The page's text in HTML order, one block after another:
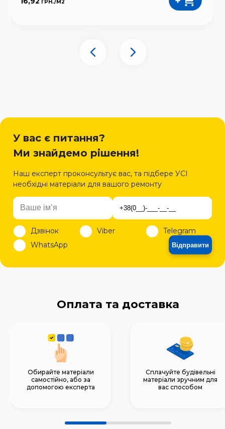
ГРН./М2
У вас є питання?
Ми знайдемо рішення!
Наш експерт проконсультує вас, та підбере УСІ
необхідні матеріали для вашого ремонту
Дзвінок Viber
Telegram
WhatsApp
Відправити
Оплата та доставка
Обирайте матеріали
самостійно, або за
допомогою експерта
Сплачуйте будівельні
матеріали зручним для
вас способом